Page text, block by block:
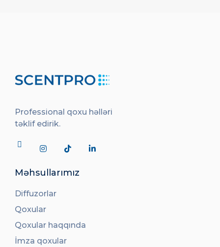
Professional qoxu həlləri
təklif edirik.
Məhsullarımız
Diffuzorlar
Qoxular
Qoxular haqqında
İmza qoxular